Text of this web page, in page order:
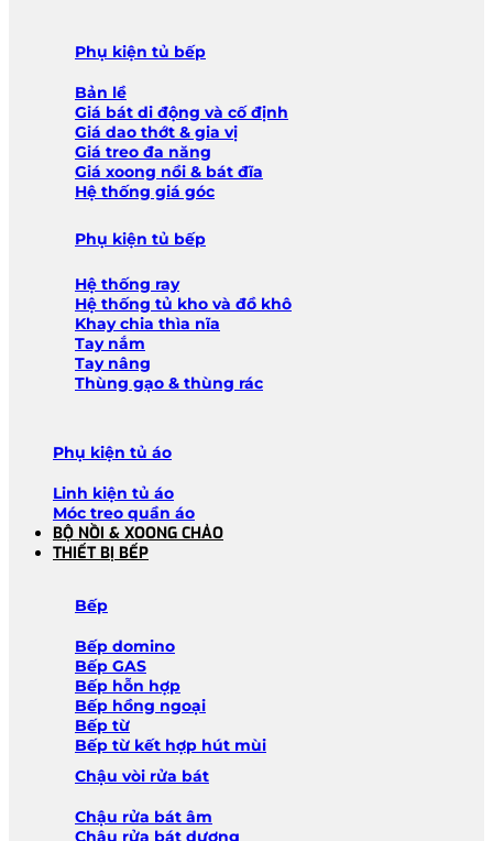
Phụ kiện tủ bếp
Bản lề
Giá bát di động và cố định
Giá dao thớt & gia vị
Giá treo đa năng
Giá xoong nồi & bát đĩa
Hệ thống giá góc
Phụ kiện tủ bếp
Hệ thống ray
Hệ thống tủ kho và đồ khô
Khay chia thìa nĩa
Tay nắm
Tay nâng
Thùng gạo & thùng rác
Phụ kiện tủ áo
Linh kiện tủ áo
Móc treo quần áo
BỘ NỒI & XOONG CHẢO
THIẾT BỊ BẾP
Bếp
Bếp domino
Bếp GAS
Bếp hỗn hợp
Bếp hồng ngoại
Bếp từ
Bếp từ kết hợp hút mùi
Chậu vòi rửa bát
Chậu rửa bát âm
Chậu rửa bát dương